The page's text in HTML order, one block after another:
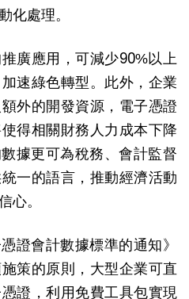
化處理。
廣應用，可減少90%以上
速綠色轉型。此外，企業
外的開發資源，電子憑證
得相關財務人力成本下降
據更可為稅務、會計監督
一的語言，推動經濟活動
心。
證會計數據標準的通知》
策的原則，大型企業可直
證，利用免費工具包實現